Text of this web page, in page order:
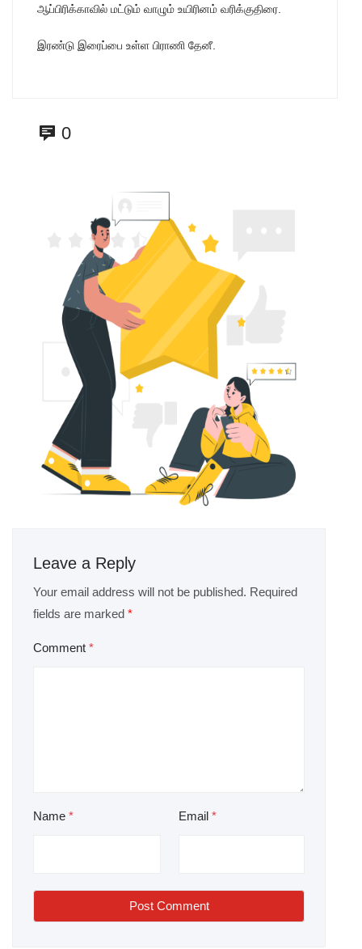
ஆப்பிரிக்காவில் மட்டும் வாழும் உயிரினம் வரிக்குதிரை.
இரண்டு இரைப்பை உள்ள பிராணி தேனீ.
0
Leave a Reply
Your email address will not be published. Required
fields are marked *
Comment *
Name * Email *
Post Comment